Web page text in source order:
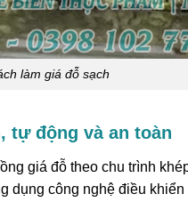
làm giá đỗ sạch
tự động và an toàn
giá đỗ theo chu trình
dụng công nghệ điều